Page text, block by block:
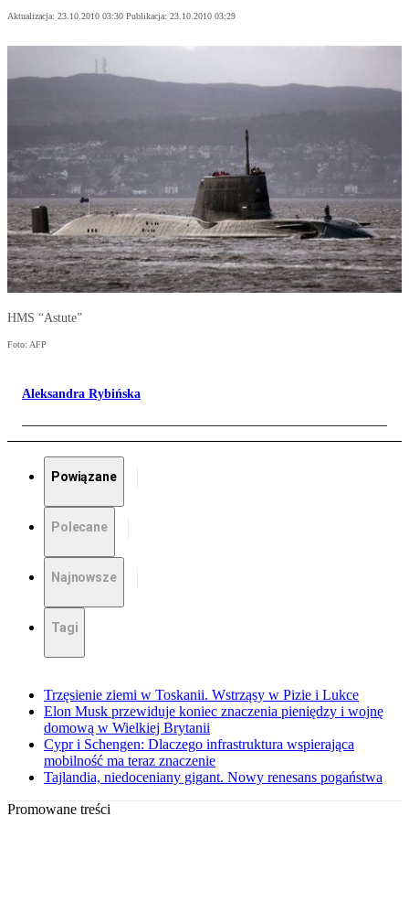
Aktualizacja: 23.10.2010 03:30 Publikacja: 23.10.2010 03:29
HMS “Astute”
Foto: AFP
Aleksandra Rybińska
Powiązane
Polecane
Najnowsze
Tagi
Trzęsienie ziemi w Toskanii. Wstrząsy w Pizie i Lukce
Elon Musk przewiduje koniec znaczenia pieniędzy i wojnę
domową w Wielkiej Brytanii
Cypr i Schengen: Dlaczego infrastruktura wspierająca
mobilność ma teraz znaczenie
Tajlandia, niedoceniany gigant. Nowy renesans pogaństwa
Promowane treści